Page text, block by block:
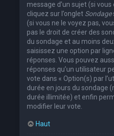
message d’un sujet (si
cliquez sur l’onglet Sondage
(si vous ne le voyez pas,
pas le droit de créer des
du sondage et au moins
saisissez une option par
réponses. Vous pouvez
réponses qu’un utilisateur
vote dans « Option(s) par
durée en jours du sondage
durée illimitée) et enfin
modifier leur vote.
Haut